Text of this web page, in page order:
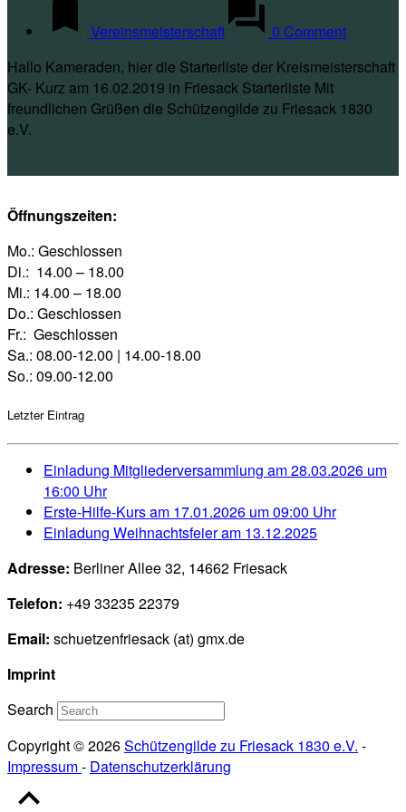
Vereinsmeisterschaft
0 Comment
Hallo Kameraden, hier die Starterliste der Kreismeisterschaft
GK- Kurz am 16.02.2019 in Friesack Starterliste Mit
freundlichen Grüßen die Schützengilde zu Friesack 1830
e.V.
Öffnungszeiten:
Mo.: Geschlossen
Di.: 14.00 – 18.00
Mi.: 14.00 – 18.00
Do.: Geschlossen
Fr.: Geschlossen
Sa.: 08.00-12.00 | 14.00-18.00
So.: 09.00-12.00
Letzter Eintrag
Einladung Mitgliederversammlung am 28.03.2026 um
16:00 Uhr
Erste-Hilfe-Kurs am 17.01.2026 um 09:00 Uhr
Einladung Weihnachtsfeier am 13.12.2025
Adresse: Berliner Allee 32, 14662 Friesack
Telefon: +49 33235 22379
Email: schuetzenfriesack (at) gmx.de
Imprint
Search
Copyright © 2026Schützengilde zu Friesack 1830 e.V. -
Impressum- Datenschutzerklärung